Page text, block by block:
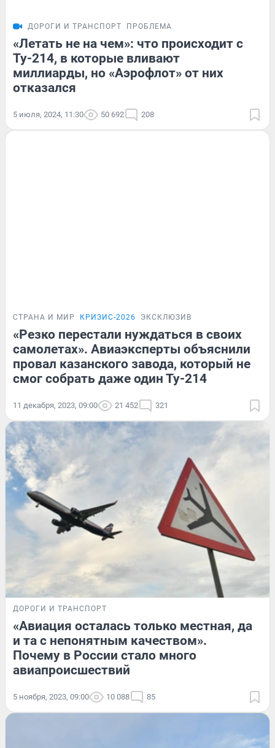
ДОРОГИ И ТРАНСПОРТ ПРОБЛЕМА
«Летать не на чем»: что происходит с
Ту-214, в которые вливают
миллиарды, но «Аэрофлот» от них
отказался
5 июля, 2024, 11:30 50 692 208
СТРАНА И МИР КРИЗИС-2026 ЭКСКЛЮЗИВ
«Резко перестали нуждаться в своих
самолетах». Авиаэксперты объяснили
провал казанского завода, который не
смог собрать даже один Ту-214
11 декабря, 2023, 09:00 21 452 321
ДОРОГИ И ТРАНСПОРТ
«Авиация осталась только местная, да
и та с непонятным качеством».
Почему в России стало много
авиапроисшествий
5 ноября, 2023, 09:00 10 088 85